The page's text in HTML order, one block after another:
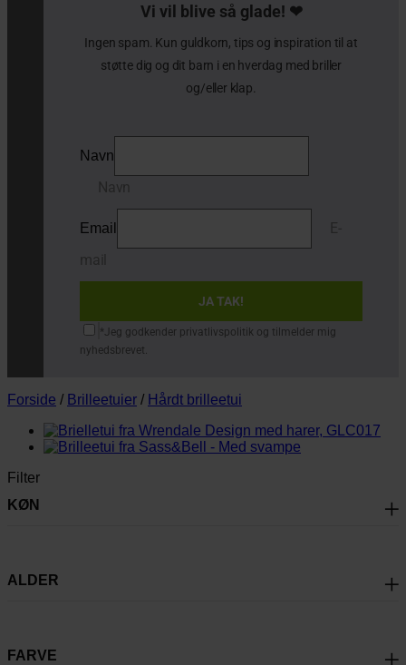
Vi vil blive så glade! ❤
Ingen spam. Kun guldkorn, tips og inspiration til at
støtte dig og dit barn i en hverdag med briller
og/eller klap.
Navn
Navn
Email
E-
mail
JA TAK!
*Jeg godkender privatlivspolitik og tilmelder mig
nyhedsbrevet.
Forside / Brilleetuier / Hårdt brilleetui
Filter
KØN
ALDER
FARVE